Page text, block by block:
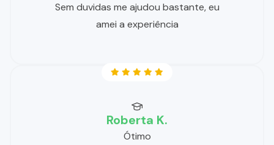
Sem duvidas me ajudou bastante, eu
amei a experiência
Roberta K.
Ótimo